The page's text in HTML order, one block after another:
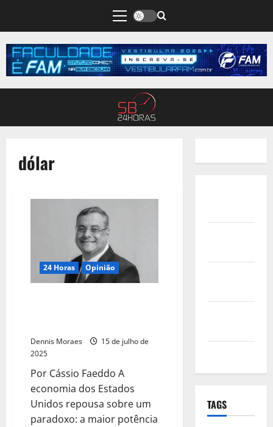
dólar
24 Horas Opinião
Dennis Moraes
15 de julho de
2025
Por Cássio Faeddo A
economia dos Estados
Unidos repousa sobre um
paradoxo: a maior potência
TAGS